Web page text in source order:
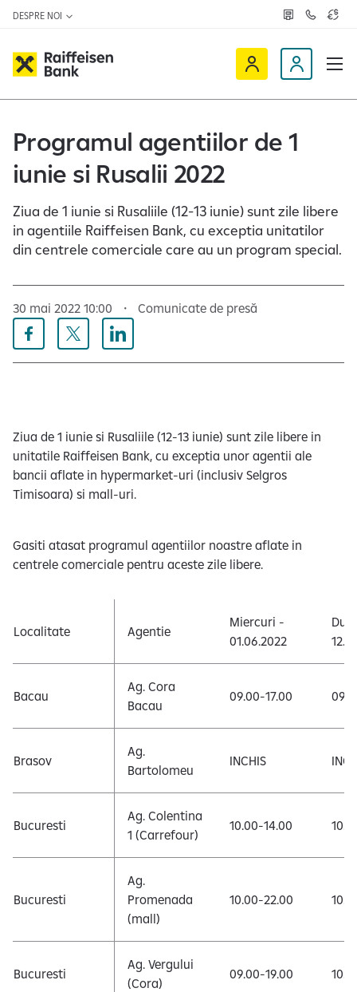
DESPRE NOI
R
a
C
c
C
s
v
R
f
s
e
n
n
l
e
D
i
n
l
i
e
t
Programul agentiilor de 1
iunie si Rusalii 2022
Ziua de 1 iunie si Rusaliile (12-13 iunie) sunt zile libere
in agentiile Raiffeisen Bank, cu exceptia unitatilor
din centrele comerciale care au un program special.
30 mai 2022 10:00 Comunicate de presă
Ziua de 1 iunie si Rusaliile (12-13 iunie) sunt zile libere in
unitatile Raiffeisen Bank, cu exceptia unor agentii ale
bancii aflate in hypermarket-uri (inclusiv Selgros
Timisoara) si mall-uri.
Gasiti atasat programul agentiilor noastre aflate in
centrele comerciale pentru aceste zile libere.
Localitate Agentie
Miercuri -
01.06.2022
Bacau
Ag. Cora
Bacau
09.00-17.00
Brasov
Ag.
Bartolomeu
INCHIS
Bucuresti
Ag. Colentina
1 (Carrefour)
10.00-14.00
Bucuresti
Ag.
Promenada
(mall)
10.00-22.00
Bucuresti
Ag. Vergului
(Cora)
09.00-19.00